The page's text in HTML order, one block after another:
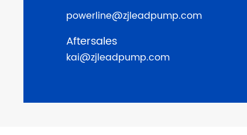
powerline@zjleadpump.com
Aftersales
kai@zjleadpump.com